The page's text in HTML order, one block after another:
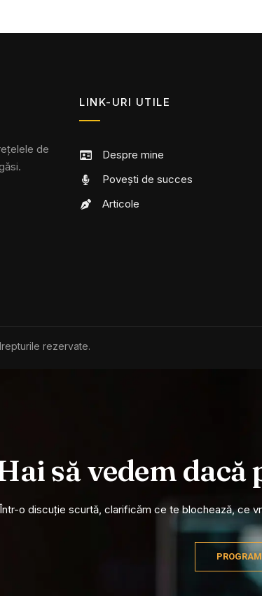
de
LINK-URI UTILE
Despre mine
Povești de succes
Articole
rezervate.
să vedem
Într-o discuție scurtă, clarificăm ce te blochează, ce